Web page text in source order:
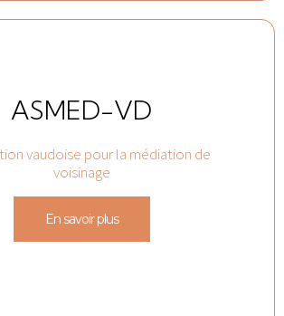
ASMED-VD
vaudoise pour la médiation de
voisinage
En savoir plus